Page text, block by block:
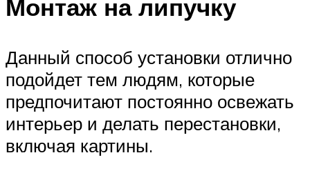
Монтаж на липучку
Данный способ установки отлично
подойдет тем людям, которые
предпочитают постоянно освежать
интерьер и делать перестановки,
включая картины.